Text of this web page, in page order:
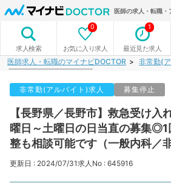
医師の求人・転職・
求人検索 お気に入り求人
0
最近見た求人
1
医師求人・転職のマイナビDOCTOR 非常勤(
非常勤(アルバイト)求人 募集停止
【長野県／長野市】救急受け入
曜日～土曜日の日当直の募集◎1
整も相談可能です（一般内科／非
更新日 : 2024/07/31求人No : 645916